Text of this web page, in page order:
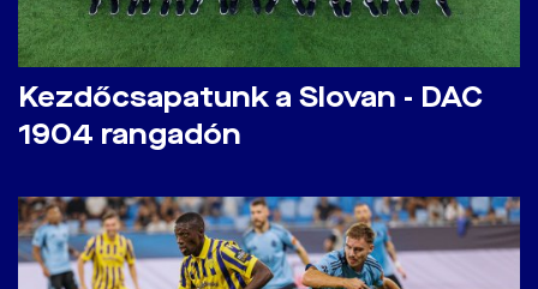
Kezdőcsapatunk a Slovan - DAC
1904 rangadón